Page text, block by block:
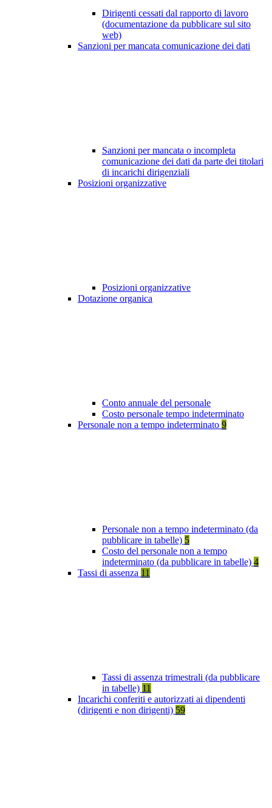
Dirigenti cessati dal rapporto di lavoro
(documentazione da pubblicare sul sito
web)
Sanzioni per mancata comunicazione dei dati
Sanzioni per mancata o incompleta
comunicazione dei dati da parte dei titolari
di incarichi dirigenziali
Posizioni organizzative
Posizioni organizzative
Dotazione organica
Conto annuale del personale
Costo personale tempo indeterminato
Personale non a tempo indeterminato 9
Personale non a tempo indeterminato (da
pubblicare in tabelle) 5
Costo del personale non a tempo
indeterminato (da pubblicare in tabelle) 4
Tassi di assenza 11
Tassi di assenza trimestrali (da pubblicare
in tabelle) 11
Incarichi conferiti e autorizzati ai dipendenti
(dirigenti e non dirigenti) 59